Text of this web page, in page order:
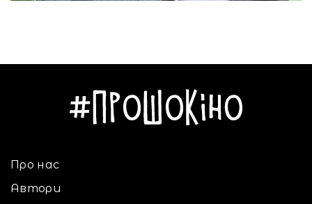
Про нас
Автори